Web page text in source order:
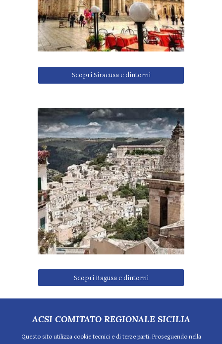
Scopri Siracusa e dintorni
Scopri Ragusa e dintorni
ACSI COMITATO REGIONALE SICILIA
Questo sito utilizza cookie tecnici e di terze parti. Proseguendo nella